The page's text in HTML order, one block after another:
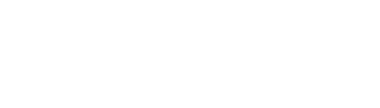
指南